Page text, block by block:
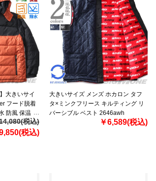
大きいサイ
フード脱着
防風 保温
税込)
税込)
大きいサイズ メンズ ホカロン タフ
タ×ミンクフリース キルティング リ
バーシブル ベスト 2646awh
￥6,589(税込)